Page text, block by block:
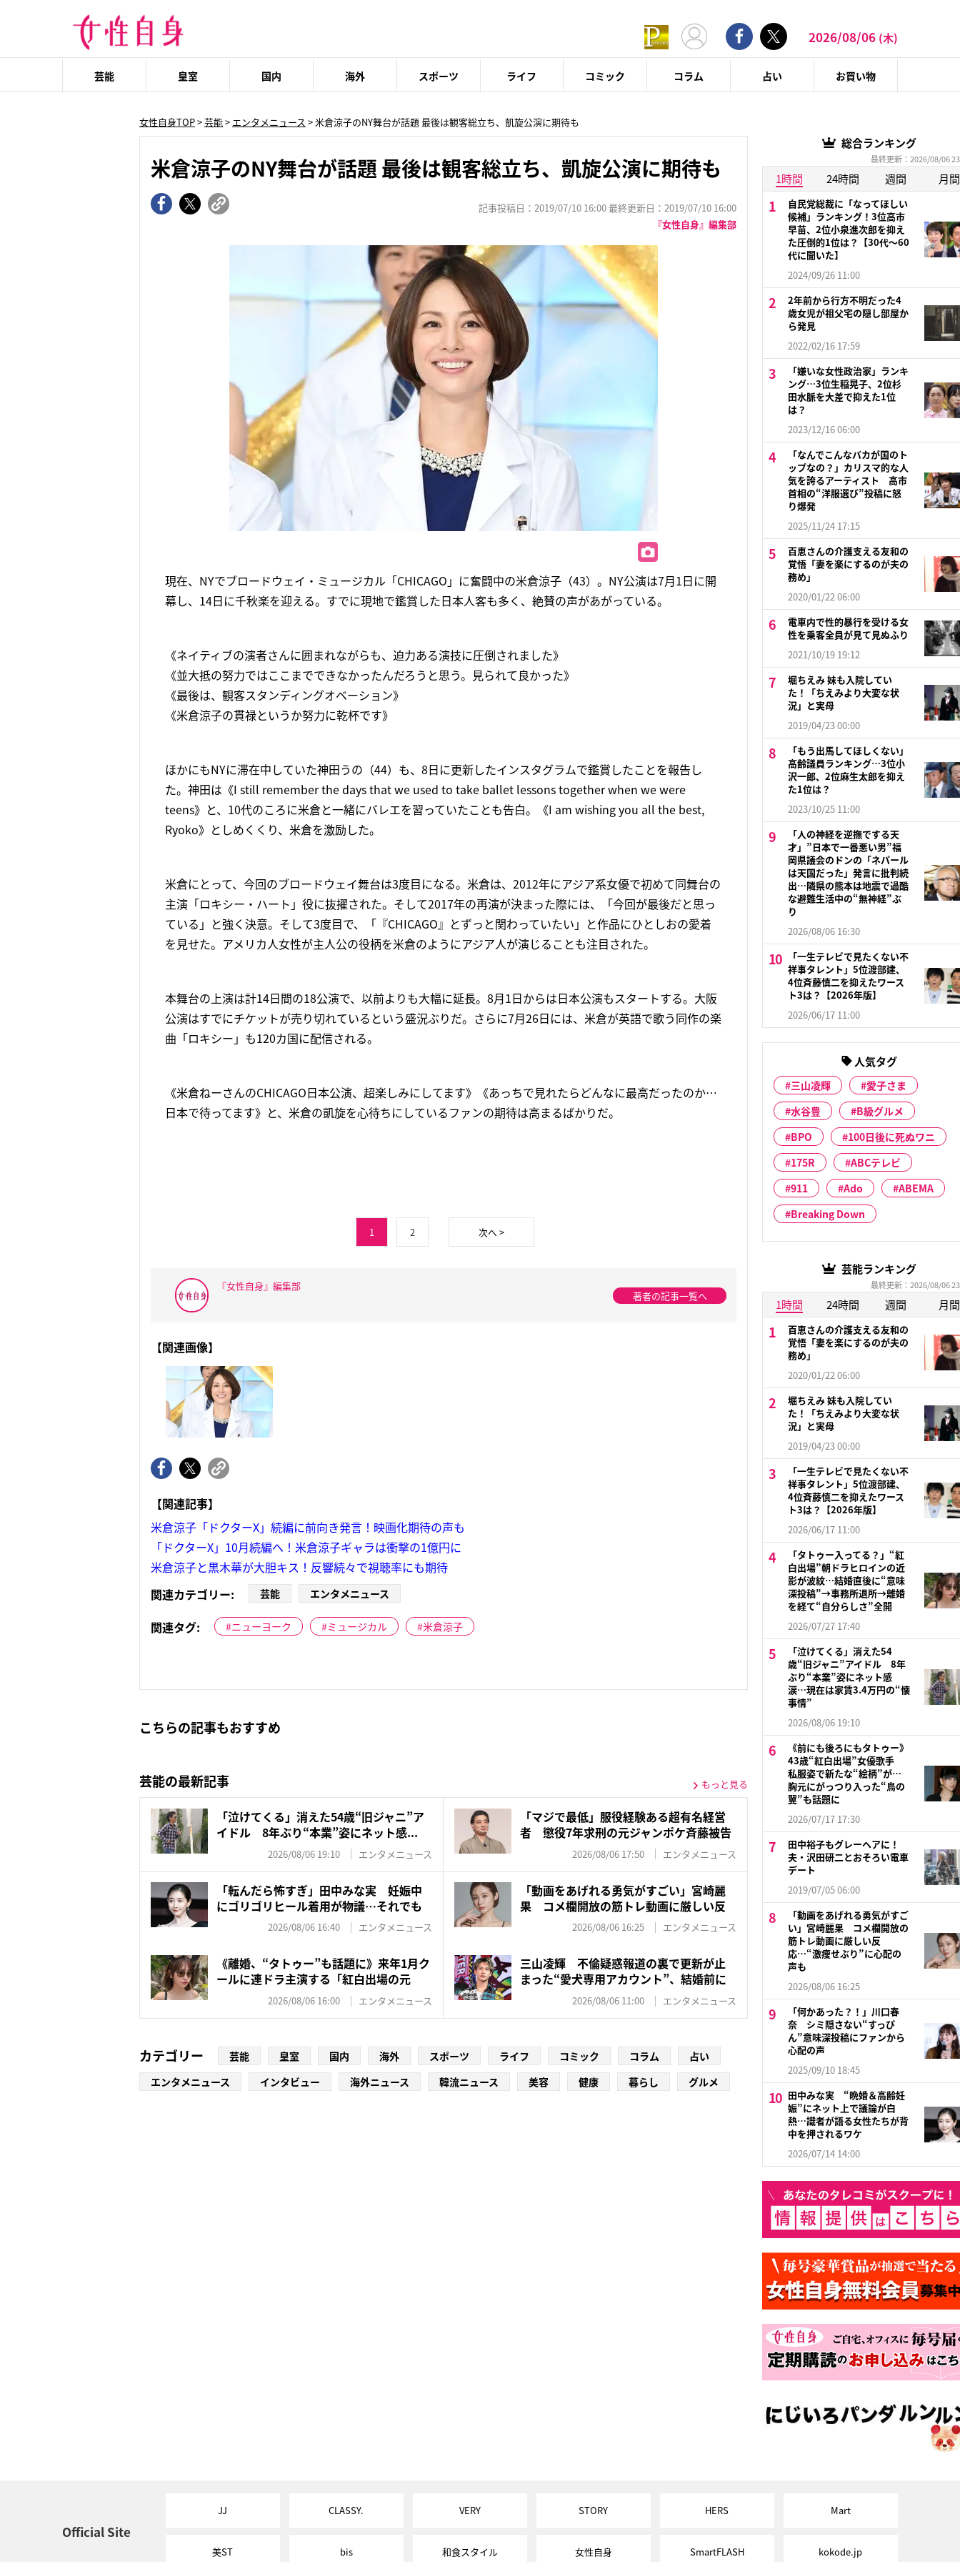
2026/08/06 (木)
芸能 皇室 国内 海外 スポーツ ライフ コミック コラム 占い お買い物
女性自身TOP>芸能> エンタメニュース > 米倉涼子のNY舞台が話題 最後は観客総立ち、凱旋公演に期待も
米倉涼子のNY舞台が話題 最後は観客総立ち、凱旋公演に期待も
記事投稿日：2019/07/10 16:00 最終更新日：2019/07/10 16:00
『女性自身』編集部
現在、NYでブロードウェイ・ミュージカル「CHICAGO」に奮闘中の米倉涼子（43）。NY公演は7月1日に開
幕し、14日に千秋楽を迎える。すでに現地で鑑賞した日本人客も多く、絶賛の声があがっている。
《ネイティブの演者さんに囲まれながらも、迫力ある演技に圧倒されました》
《並大抵の努力ではここまでできなかったんだろうと思う。見られて良かった》
《最後は、観客スタンディングオベーション》
《米倉涼子の貫禄というか努力に乾杯です》
ほかにもNYに滞在中していた神田うの（44）も、8日に更新したインスタグラムで鑑賞したことを報告し
た。神田は《I still remember the days that we used to take ballet lessons together when we were
teens》と、10代のころに米倉と一緒にバレエを習っていたことも告白。《I am wishing you all the best,
Ryoko》としめくくり、米倉を激励した。
米倉にとって、今回のブロードウェイ舞台は3度目になる。米倉は、2012年にアジア系女優で初めて同舞台の
主演「ロキシー・ハート」役に抜擢された。そして2017年の再演が決まった際には、「今回が最後だと思っ
ている」と強く決意。そして3度目で、「『CHICAGO』とずっと関わっていたい」と作品にひとしおの愛着
を見せた。アメリカ人女性が主人公の役柄を米倉のようにアジア人が演じることも注目された。
本舞台の上演は計14日間の18公演で、以前よりも大幅に延長。8月1日からは日本公演もスタートする。大阪
公演はすでにチケットが売り切れているという盛況ぶりだ。さらに7月26日には、米倉が英語で歌う同作の楽
曲「ロキシー」も120カ国に配信される。
《米倉ねーさんのCHICAGO日本公演、超楽しみにしてます》《あっちで見れたらどんなに最高だったのか…
日本で待ってます》と、米倉の凱旋を心待ちにしているファンの期待は高まるばかりだ。
1 2 次へ >
『女性自身』編集部
著者の記事一覧へ
【関連画像】
【関連記事】
米倉涼子「ドクターX」続編に前向き発言！映画化期待の声も
「ドクターX」10月続編へ！米倉涼子ギャラは衝撃の1億円に
米倉涼子と黒木華が大胆キス！反響続々で視聴率にも期待
関連カテゴリー:
芸能 エンタメニュース
関連タグ: ニューヨーク ミュージカル 米倉涼子
こちらの記事もおすすめ
芸能の最新記事 もっと見る
「泣けてくる」消えた54歳“旧ジャニ”ア
イドル 8年ぶり“本業”姿にネット感...
2026/08/06 19:10 エンタメニュース
「マジで最低」服役経験ある超有名経営
者 懲役7年求刑の元ジャンポケ斉藤被告
2026/08/06 17:50 エンタメニュース
「転んだら怖すぎ」田中みな実 妊娠中
にゴリゴリヒール着用が物議…それでも
2026/08/06 16:40 エンタメニュース
「動画をあげれる勇気がすごい」宮崎麗
果 コメ欄開放の筋トレ動画に厳しい反
2026/08/06 16:25 エンタメニュース
《離婚、“タトゥー”も話題に》来年1月ク
ールに連ドラ主演する「紅白出場の元
2026/08/06 16:00 エンタメニュース
三山凌輝 不倫疑惑報道の裏で更新が止
まった“愛犬専用アカウント”、結婚前に
2026/08/06 11:00 エンタメニュース
カテゴリー 芸能 皇室 国内 海外 スポーツ ライフ コミック コラム
占い
エンタメニュース
インタビュー 海外ニュース 韓流ニュース 美容 健康 暮らし グルメ
総合ランキング
最終更新：2026/08/06
1時間 24時間 週間 月間
自民党総裁に「なってほしい
候補」ランキング！3位高市
早苗、2位小泉進次郎を抑え
た圧倒的1位は？【30代〜60
代に聞いた】
2024/09/26 11:00
2年前から行方不明だった4
歳女児が祖父宅の隠し部屋か
ら発見
2022/02/16 17:59
「嫌いな女性政治家」ランキ
ング…3位生稲晃子、2位杉
田水脈を大差で抑えた1位
は？
2023/12/16 06:00
「なんでこんなバカが国のト
ップなの？」カリスマ的な人
気を誇るアーティスト 高市
首相の“洋服選び”投稿に怒
り爆発
2025/11/24 17:15
百恵さんの介護支える友和の
覚悟「妻を楽にするのが夫の
務め」
2020/01/22 06:00
電車内で性的暴行を受ける女
性を乗客全員が見て見ぬふり
2021/10/19 19:12
堀ちえみ 妹も入院してい
た！「ちえみより大変な状
況」と実母
2019/04/23 00:00
「もう出馬してほしくない」
高齢議員ランキング…3位小
沢一郎、2位麻生太郎を抑え
た1位は？
2023/10/25 11:00
「人の神経を逆撫でする天
才」”日本で一番悪い男”福
岡県議会のドンの「ネパール
は天国だった」発言に批判続
出…隣県の熊本は地震で過酷
な避難生活中の“無神経”ぶ
り
2026/08/06 16:30
「一生テレビで見たくない不
祥事タレント」5位渡部建、
4位斉藤慎二を抑えたワース
ト3は？【2026年版】
2026/06/17 11:00
人気タグ
三山凌輝
愛子さま
水谷豊
B級グルメ
BPO
100日後に死ぬワニ
175R
ABCテレビ
911
Ado
ABEMA
Breaking Down
芸能ランキング
最終更新：2026/08/06
1時間 24時間 週間 月間
百恵さんの介護支える友和の
覚悟「妻を楽にするのが夫の
務め」
2020/01/22 06:00
堀ちえみ 妹も入院してい
た！「ちえみより大変な状
況」と実母
2019/04/23 00:00
「一生テレビで見たくない不
祥事タレント」5位渡部建、
4位斉藤慎二を抑えたワース
ト3は？【2026年版】
2026/06/17 11:00
「タトゥー入ってる？」“紅
白出場”朝ドラヒロインの近
影が波紋…結婚直後に“意味
深投稿”→事務所退所→離婚
を経て“自分らしさ”全開
2026/07/27 17:40
「泣けてくる」消えた54
歳“旧ジャニ”アイドル 8年
ぶり“本業”姿にネット感
涙…現在は家賃3.4万円の“懐
事情”
2026/08/06 19:10
《前にも後ろにもタトゥー》
43歳“紅白出場”女優歌手
私服姿で新たな“絵柄”が…
胸元にがっつり入った“鳥の
翼”も話題に
2026/07/17 17:30
田中裕子もグレーヘアに！
夫・沢田研二とおそろい電車
デート
2019/07/05 06:00
「動画をあげれる勇気がすご
い」宮崎麗果 コメ欄開放の
筋トレ動画に厳しい反
応…“激痩せぶり”に心配の
声も
2026/08/06 16:25
「何かあった？！」川口春
奈 シミ隠さない“すっぴ
ん”意味深投稿にファンから
心配の声
2025/09/10 18:45
田中みな実 “晩婚＆高齢妊
娠”にネット上で議論が白
熱…識者が語る女性たちが背
中を押されるワケ
2026/07/14 14:00
Official Site
JJ CLASSY. VERY STORY HERS Mart
美ST bis 和食スタイル 女性自身 SmartFLASH kokode.jp